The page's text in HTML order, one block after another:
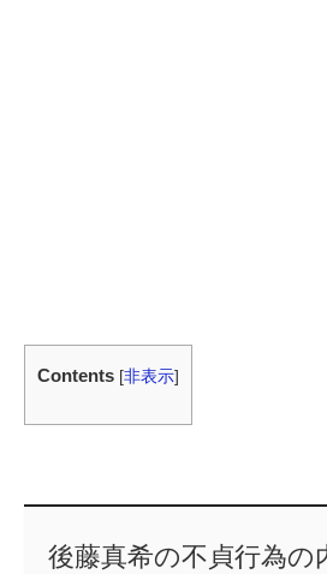
Contents [非表示]
後藤真希の不貞行為の